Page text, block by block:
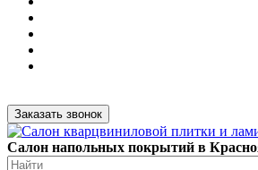
Заказать звонок
Салон напольных покрытий в